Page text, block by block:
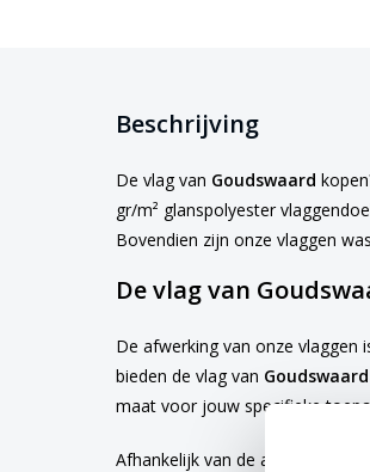
Beschrijving
De vlag van Goudswaard
gr/m² glanspolyester
Bovendien zijn onze vlaggen
De vlag van
De afwerking van onze vlaggen
bieden de vlag van Goudswaard
maat voor jouw specifieke
Afhankelijk van de afmetingen